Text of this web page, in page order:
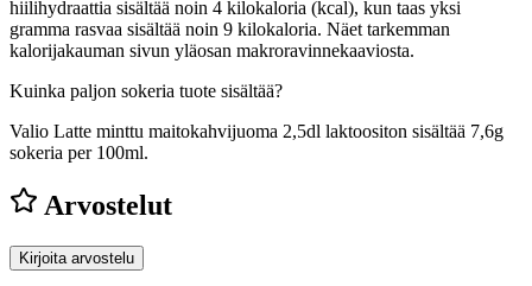
hiilihydraattia sisältää noin 4 kilokaloria (kcal), kun taas yksi
gramma rasvaa sisältää noin 9 kilokaloria. Näet tarkemman
kalorijakauman sivun yläosan makroravinnekaaviosta.
Kuinka paljon sokeria tuote sisältää?
Valio Latte minttu maitokahvijuoma 2,5dl laktoositon sisältää 7,6g
sokeria per 100ml.
Arvostelut
Kirjoita arvostelu